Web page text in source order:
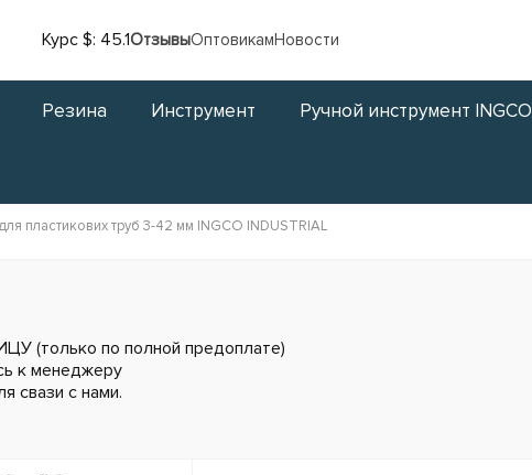
Курс $: 45.1ОтзывыОптовикамНовости
Резина Инструмент Ручной инструмент INGCO
пластикових труб 3-42 мм INGCO INDUSTRIAL
(только по полной предоплате)
к менеджеру
свази с нами.